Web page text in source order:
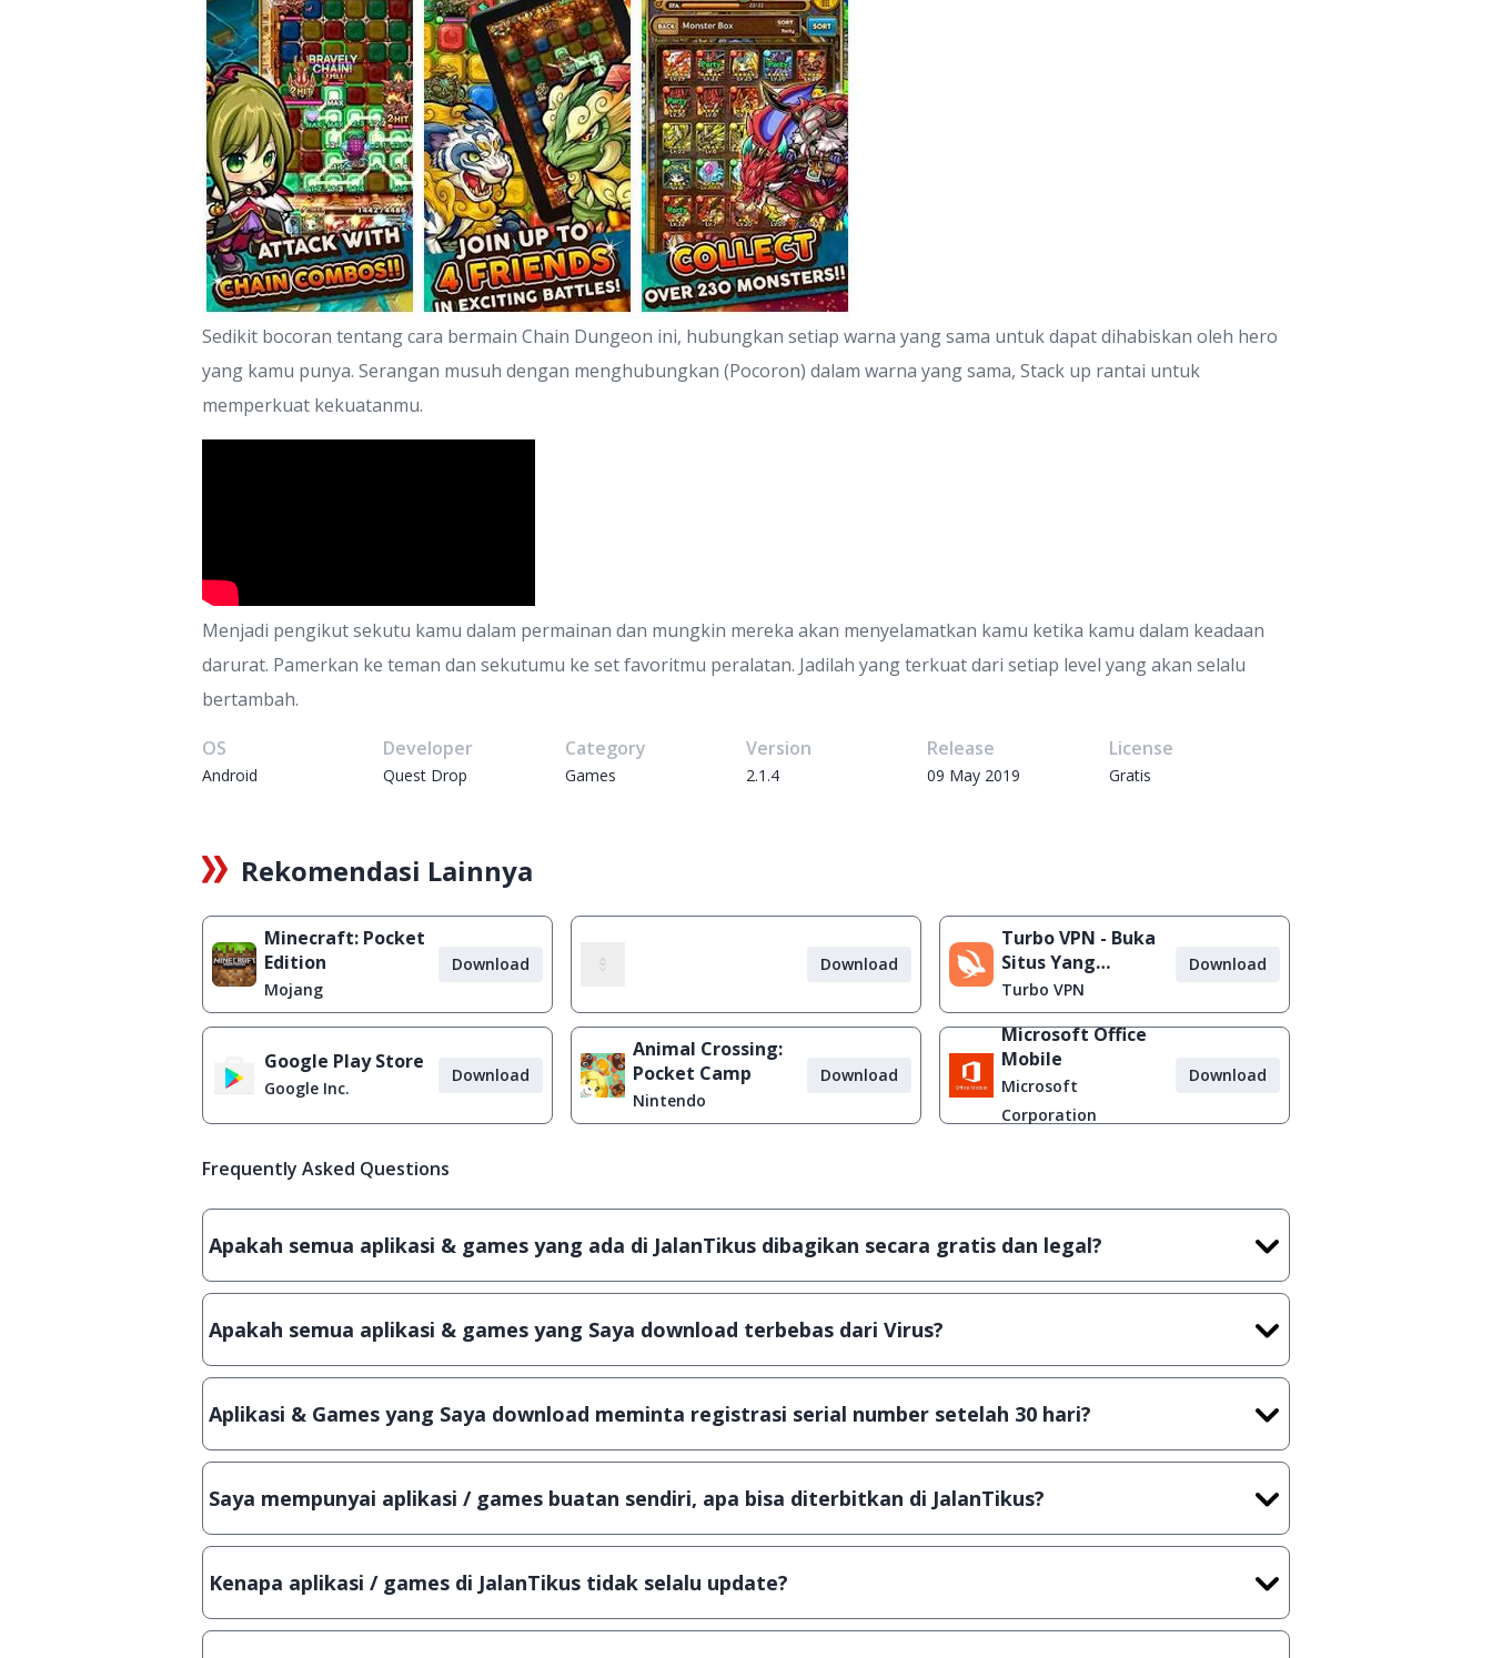
Sedikit bocoran tentang cara bermain Chain Dungeon ini, hubungkan setiap warna yang sama untuk dapat dihabiskan oleh hero
yang kamu punya. Serangan musuh dengan menghubungkan (Pocoron) dalam warna yang sama, Stack up rantai untuk
memperkuat kekuatanmu.
Menjadi pengikut sekutu kamu dalam permainan dan mungkin mereka akan menyelamatkan kamu ketika kamu dalam keadaan
darurat. Pamerkan ke teman dan sekutumu ke set favoritmu peralatan. Jadilah yang terkuat dari setiap level yang akan selalu
bertambah.
OS
Android
Developer
Quest Drop
Category
Games
Version
2.1.4
Release
09 May 2019
License
Gratis
Rekomendasi Lainnya
Minecraft: Pocket
Edition
Mojang
Download Download
Turbo VPN - Buka
Situs Yang
Diblokir
Turbo VPN
Download
Google Play Store
Google Inc.
Download
Animal Crossing:
Pocket Camp
Nintendo
Download
Microsoft Office
Mobile
Microsoft
Corporation
Download
Frequently Asked Questions
Apakah semua aplikasi & games yang ada di JalanTikus dibagikan secara gratis dan legal?
Ya, JalanTikus hanya membagikan aplikasi & games yang gratis (Freeware) dan legal, dalam artian tidak (bajakan) hasil crack,
Apakah semua aplikasi & games yang Saya download terbebas dari Virus?
Ya, JalanTikus selalu melakukan scanning dengan 3 jenis Antivirus (Kaspersky, AVG & Avast) sebelum menerbitkan suatu
Aplikasi & Games yang Saya download meminta registrasi serial number setelah 30 hari?
Meskipun dibagikan secara gratis, namun ada beberapa aplikasi & games yang dibagikan secara Shareware, dalam arti hanya
Saya mempunyai aplikasi / games buatan sendiri, apa bisa diterbitkan di JalanTikus?
Tentu saja bisa. Silahkan kirim email keinfo@jalantikus.comdengan menyertakan Nama Aplikasi/Games, Deskripsi serta
Kenapa aplikasi / games di JalanTikus tidak selalu update?
Demi menjaga kualitas aplikasi dan games yang ada di JalanTikus, hingga saat ini kita masih melakukan upload-download